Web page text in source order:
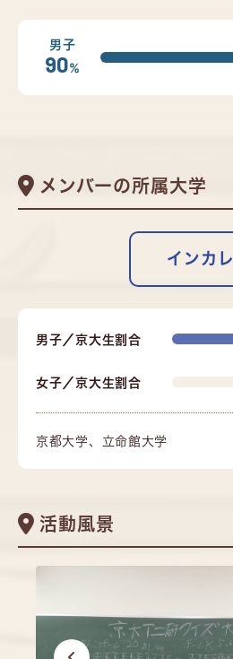
男子
90%
メンバーの所属大学
インカレ
男子／京大生割合
女子／京大生割合
京都大学、立命館大学
活動風景